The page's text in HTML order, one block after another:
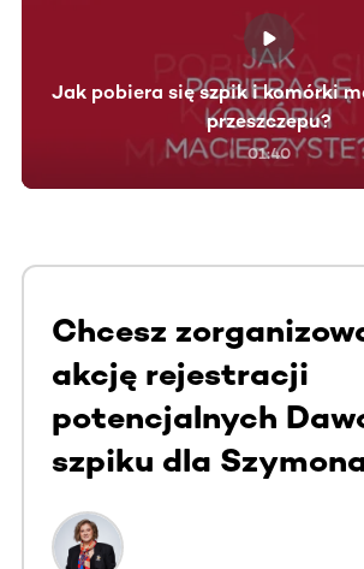
Jak pobiera się szpik i komórki
przeszczepu?
01:40
Chcesz
akcję rejestracji
potencjalnych
szpiku dla